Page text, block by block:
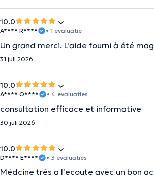
10.0
A**** R**** • 1 evaluatie
Un grand merci. L'aide fourni à été
31 juli 2026
10.0
A**** O**** • 4 evaluaties
consultation efficace et informative
30 juli 2026
10.0
D**** E**** • 3 evaluaties
Médcine très a l'ecoute avec un bon